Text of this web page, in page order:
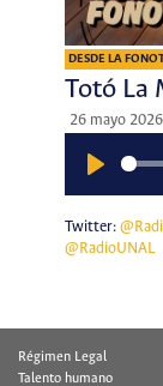
DESDE LA
Totó La
26 mayo 2026
Twitter:
@RadioUNAL
Régimen Legal
Talento humano